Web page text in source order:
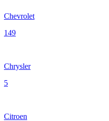
Chevrolet
149
Chrysler
5
Citroen